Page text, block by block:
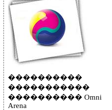
����������
�����������
���������� Omni
Arena